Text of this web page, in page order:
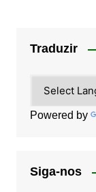
Traduzir
Powered by
Siga-nos